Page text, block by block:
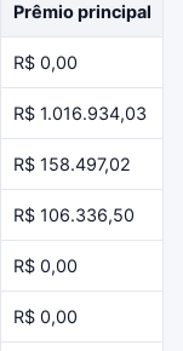
Prêmio principal
R$ 0,00
R$ 1.016.934,03
R$ 158.497,02
R$ 106.336,50
R$ 0,00
R$ 0,00